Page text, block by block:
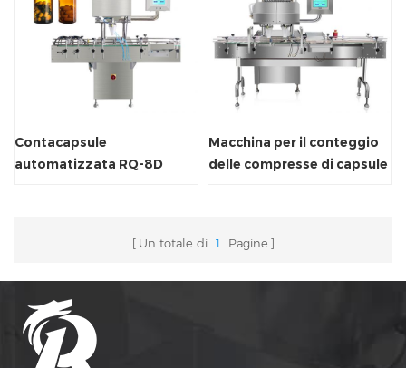
Contacapsule
automatizzata RQ-8D
Macchina per il conteggio
delle compresse di capsule
Un totale di 1 Pagine